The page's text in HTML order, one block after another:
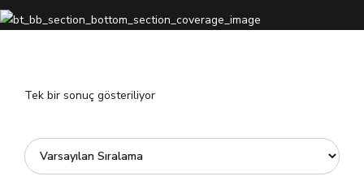
Tek bir sonuç gösteriliyor